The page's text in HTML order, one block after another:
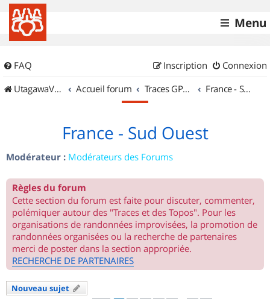
Menu
FAQ Connexion
Inscription
UtagawaVTT (Randos VTT et VTTAE avec traces GPS)
Accueil forum Traces GPS de randos VTT France - Sud Ouest
France - Sud Ouest
Modérateur : Modérateurs des Forums
Règles du forum
Cette section du forum est faite pour discuter, commenter,
polémiquer autour des "Traces et des Topos". Pour les
organisations de randonnées improvisées, la promotion de
randonnées organisées ou la recherche de partenaires
merci de poster dans la section appropriée.
RECHERCHE DE PARTENAIRES
Nouveau sujet